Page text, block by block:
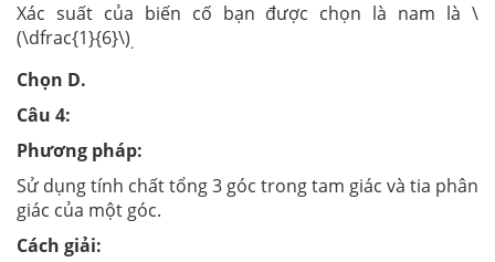
Xác suất của biến cố bạn được chọn là nam là \
(\dfrac{1}{6}\).
Chọn D.
Câu 4:
Phương pháp:
Sử dụng tính chất tổng 3 góc trong tam giác và tia phân
giác của một góc.
Cách giải: